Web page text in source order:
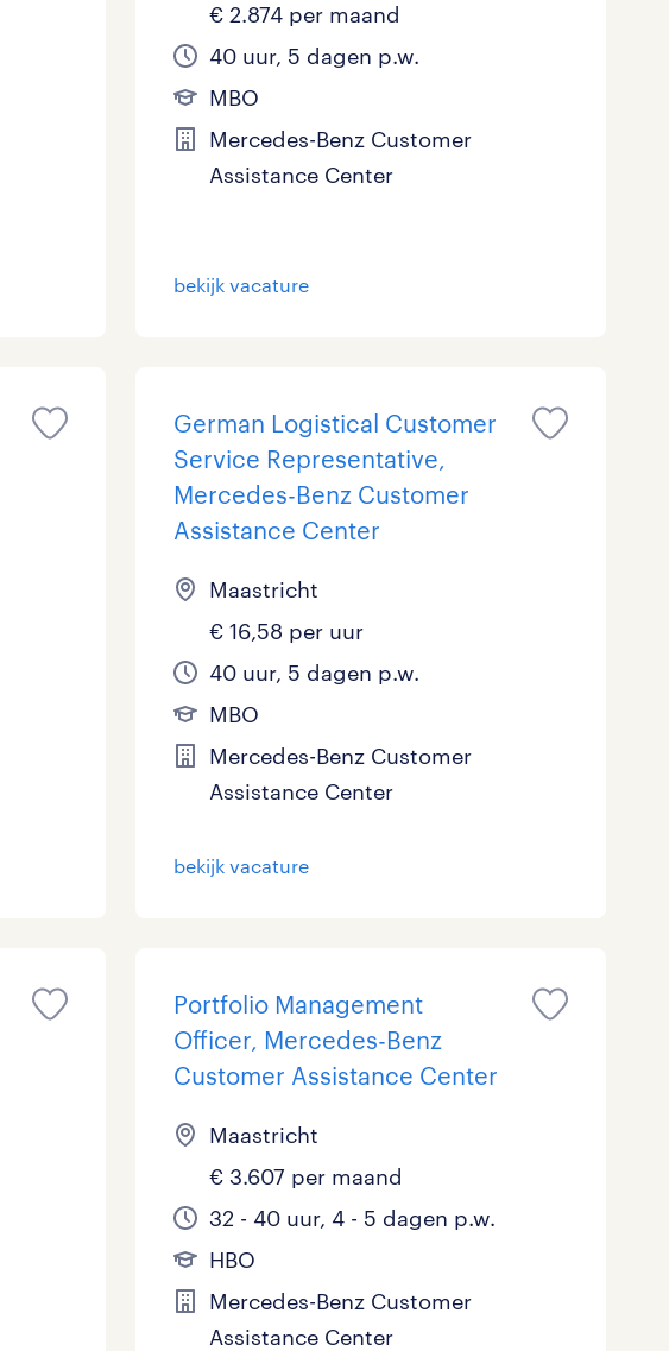
€ 2.874 per maand
40 uur, 5 dagen p.w.
MBO
Mercedes-Benz Customer
Assistance Center
bekijk vacature
German Logistical Customer
Service Representative,
Mercedes-Benz Customer
Assistance Center
Maastricht
€ 16,58 per uur
40 uur, 5 dagen p.w.
MBO
Mercedes-Benz Customer
Assistance Center
bekijk vacature
Portfolio Management
Officer, Mercedes-Benz
Customer Assistance Center
Maastricht
€ 3.607 per maand
32 - 40 uur, 4 - 5 dagen p.w.
HBO
Mercedes-Benz Customer
Assistance Center